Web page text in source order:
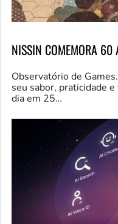
NISSIN COMEMORA 60
Observatório de
seu sabor, praticidade
dia em 25…